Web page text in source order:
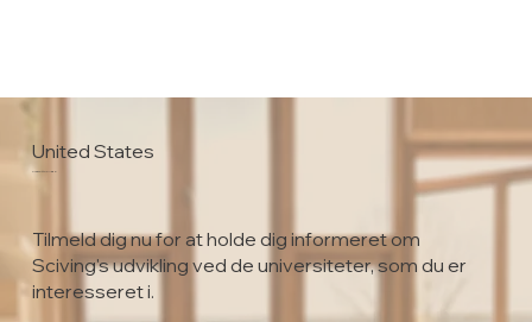
United States
Prescott College
Tilmeld dig nu for at holde dig informeret om
Sciving's udvikling ved de universiteter, som du er
interesseret i.